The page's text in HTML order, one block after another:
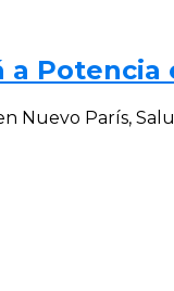
a Potencia
Nuevo París,